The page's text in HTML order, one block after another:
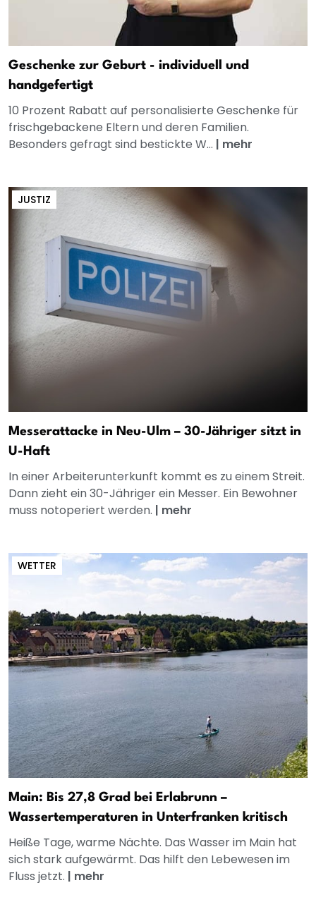
Geschenke zur Geburt - individuell und
handgefertigt
10 Prozent Rabatt auf personalisierte Geschenke für
frischgebackene Eltern und deren Familien.
Besonders gefragt sind bestickte W... | mehr
JUSTIZ
Messerattacke in Neu-Ulm – 30-Jähriger sitzt in
U-Haft
In einer Arbeiterunterkunft kommt es zu einem Streit.
Dann zieht ein 30-Jähriger ein Messer. Ein Bewohner
muss notoperiert werden. | mehr
WETTER
Main: Bis 27,8 Grad bei Erlabrunn –
Wassertemperaturen in Unterfranken kritisch
Heiße Tage, warme Nächte. Das Wasser im Main hat
sich stark aufgewärmt. Das hilft den Lebewesen im
Fluss jetzt. | mehr